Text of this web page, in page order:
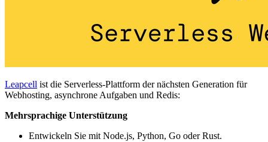
Leapcell ist die Serverless-Plattform der nächsten Generation für
Webhosting, asynchrone Aufgaben und Redis:
Mehrsprachige Unterstützung
Entwickeln Sie mit Node.js, Python, Go oder Rust.